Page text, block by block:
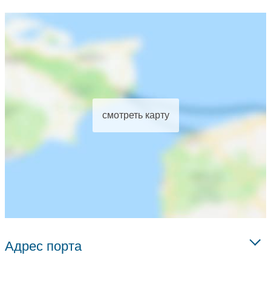
смотреть карту
Адрес порта